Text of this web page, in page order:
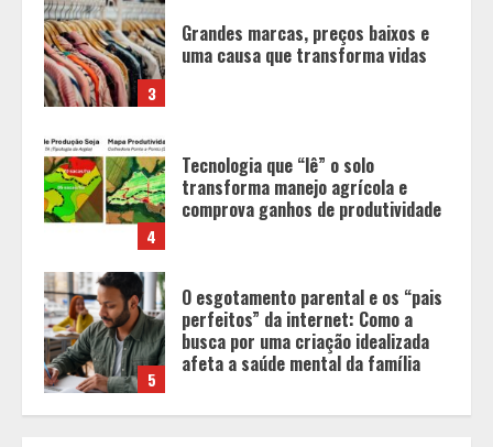
4
Tecnologia que “lê” o solo
transforma manejo agrícola e
comprova ganhos de produtividade
5
O esgotamento parental e os “pais
perfeitos” da internet: Como a
busca por uma criação idealizada
afeta a saúde mental da família
1
Tecnologia muda papel do
professor, que passa de
transmissor de conteúdo a
designer de experiências de
aprendizagem